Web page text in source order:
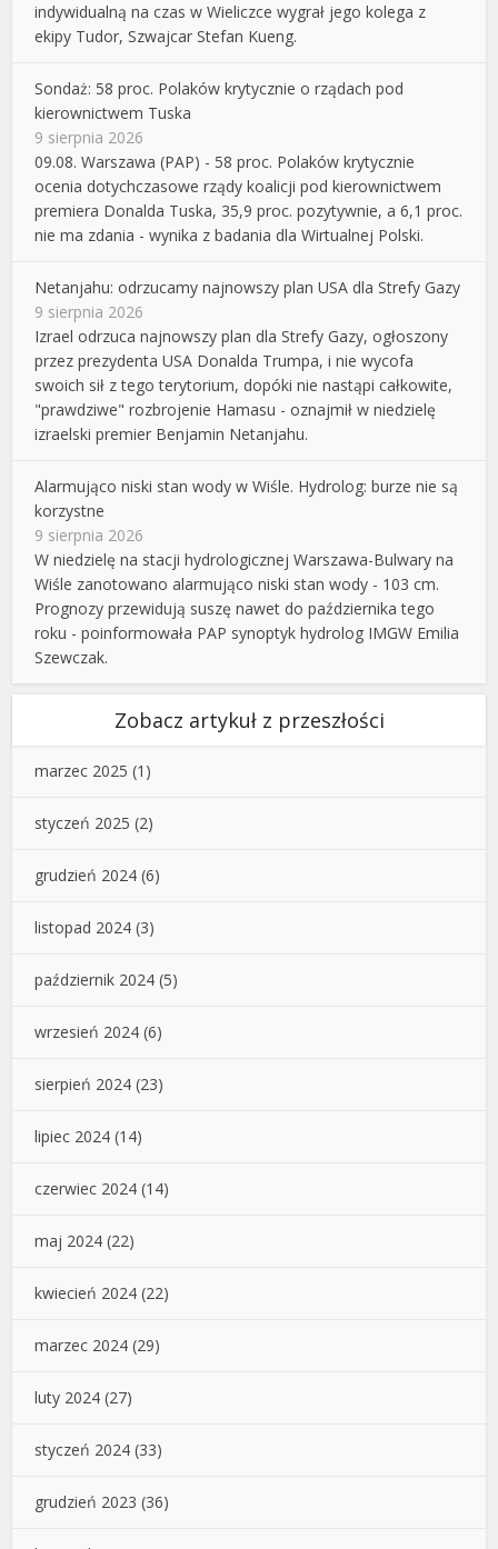
indywidualną na czas w Wieliczce wygrał jego kolega z
ekipy Tudor, Szwajcar Stefan Kueng.
Sondaż: 58 proc. Polaków krytycznie o rządach pod
kierownictwem Tuska
9 sierpnia 2026
09.08. Warszawa (PAP) - 58 proc. Polaków krytycznie
ocenia dotychczasowe rządy koalicji pod kierownictwem
premiera Donalda Tuska, 35,9 proc. pozytywnie, a 6,1 proc.
nie ma zdania - wynika z badania dla Wirtualnej Polski.
Netanjahu: odrzucamy najnowszy plan USA dla Strefy Gazy
9 sierpnia 2026
Izrael odrzuca najnowszy plan dla Strefy Gazy, ogłoszony
przez prezydenta USA Donalda Trumpa, i nie wycofa
swoich sił z tego terytorium, dopóki nie nastąpi całkowite,
"prawdziwe" rozbrojenie Hamasu - oznajmił w niedzielę
izraelski premier Benjamin Netanjahu.
Alarmująco niski stan wody w Wiśle. Hydrolog: burze nie są
korzystne
9 sierpnia 2026
W niedzielę na stacji hydrologicznej Warszawa-Bulwary na
Wiśle zanotowano alarmująco niski stan wody - 103 cm.
Prognozy przewidują suszę nawet do października tego
roku - poinformowała PAP synoptyk hydrolog IMGW Emilia
Szewczak.
Zobacz artykuł z przeszłości
marzec 2025 (1)
styczeń 2025 (2)
grudzień 2024 (6)
listopad 2024 (3)
październik 2024 (5)
wrzesień 2024 (6)
sierpień 2024 (23)
lipiec 2024 (14)
czerwiec 2024 (14)
maj 2024 (22)
kwiecień 2024 (22)
marzec 2024 (29)
luty 2024 (27)
styczeń 2024 (33)
grudzień 2023 (36)